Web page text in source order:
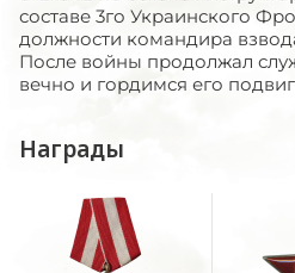
составе 3го Украинского
должности командира
После войны продолжал
вечно и гордимся его
Награды